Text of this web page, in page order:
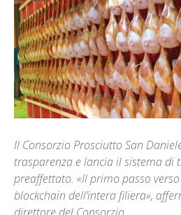
Il Consorzio Prosciutto San
trasparenza e lancia il sistema di
preaffettato. «Il primo passo
blockchain dell’intera filiera»,